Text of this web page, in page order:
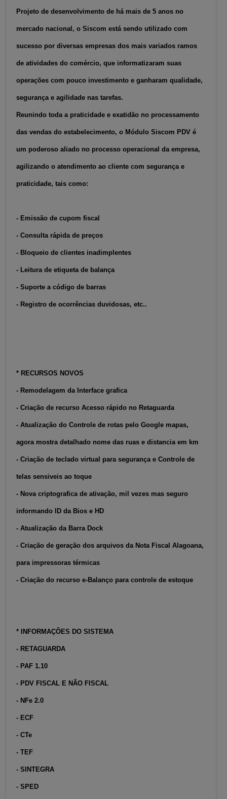
Projeto de desenvolvimento de há mais de 5 anos no
mercado nacional, o Siscom está sendo utilizado com
sucesso por diversas empresas dos mais variados ramos
de atividades do comércio, que informatizaram suas
operações com pouco investimento e ganharam qualidade,
segurança e agilidade nas tarefas.
Reunindo toda a praticidade e exatidão no processamento
das vendas do estabelecimento, o Módulo Siscom PDV é
um poderoso aliado no processo operacional da empresa,
agilizando o atendimento ao cliente com segurança e
praticidade, tais como:
- Emissão de cupom fiscal
- Consulta rápida de preços
- Bloqueio de clientes inadimplentes
- Leitura de etiqueta de balança
- Suporte a código de barras
- Registro de ocorrências duvidosas, etc..
* RECURSOS NOVOS
- Remodelagem da Interface grafica
- Criação de recurso Acesso rápido no Retaguarda
- Atualização do Controle de rotas pelo Google mapas,
agora mostra detalhado nome das ruas e distancia em km
- Criação de teclado virtual para segurança e Controle de
telas sensiveis ao toque
- Nova criptografica de ativação, mil vezes mas seguro
informando ID da Bios e HD
- Atualização da Barra Dock
- Criação de geração dos arquivos da Nota Fiscal Alagoana,
para impressoras térmicas
- Criação do recurso e-Balanço para controle de estoque
* INFORMAÇÕES DO SISTEMA
- RETAGUARDA
- PAF 1.10
- PDV FISCAL E NÃO FISCAL
- NFe 2.0
- ECF
- CTe
- TEF
- SINTEGRA
- SPED